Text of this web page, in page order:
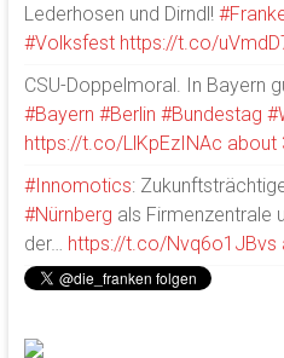
Lederhosen und Dirndl!
#Volksfest https://t.co/
CSU-Doppelmoral. In Bayern
#Bayern #Berlin #Bundestag
https://t.co/LlKpEzINAc about
#Innomotics:
#Nürnberg als Firmenzentrale
der… https://t.co/Nvq6o1JBvs